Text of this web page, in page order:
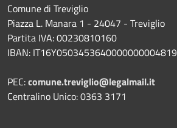
Comune di Treviglio
Piazza L. Manara 1 - 24047 - Treviglio
Partita IVA: 00230810160
IBAN: IT16Y0503453640000000004819
PEC:comune.treviglio@legalmail.it
Centralino Unico: 0363 3171